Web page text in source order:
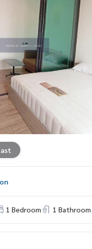
1 Bedroom 1 Bathroom